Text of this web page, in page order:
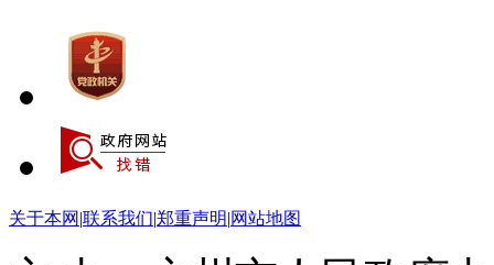
关于本网 |联系我们|郑重声明|网站地图